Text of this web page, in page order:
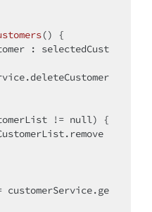
()
{
: selectedCust
!= null) {
customerService.ge